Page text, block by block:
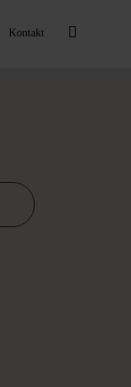
Kontakt